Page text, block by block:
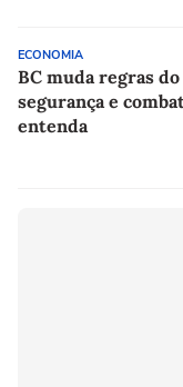
ECONOMIA
BC muda regras
segurança e
entenda